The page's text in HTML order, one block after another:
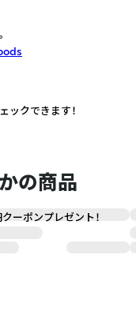
の商品
ックできます！
ーポンプレゼント！